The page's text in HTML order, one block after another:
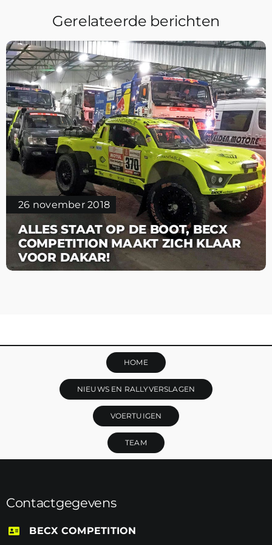
Gerelateerde berichten
26 november 2018
ALLES STAAT OP DE BOOT, BECX
COMPETITION MAAKT ZICH KLAAR
VOOR DAKAR!
HOME
NIEUWS EN RALLYVERSLAGEN
VOERTUIGEN
TEAM
Contactgegevens
BECX COMPETITION